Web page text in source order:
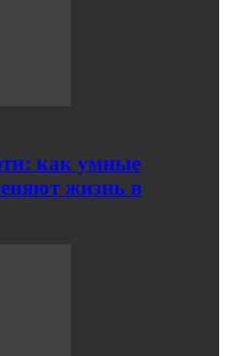
как умные
жизнь в